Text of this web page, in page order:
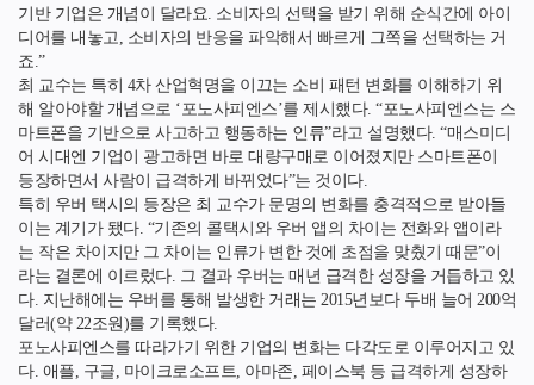
기반 기업은 개념이 달라요. 소비자의 선택을 받기 위해 순식간에 아이
디어를 내놓고, 소비자의 반응을 파악해서 빠르게 그쪽을 선택하는 거
죠.”
최 교수는 특히 4차 산업혁명을 이끄는 소비 패턴 변화를 이해하기 위
해 알아야할 개념으로 ‘포노사피엔스’를 제시했다. “포노사피엔스는 스
마트폰을 기반으로 사고하고 행동하는 인류”라고 설명했다. “매스미디
어 시대엔 기업이 광고하면 바로 대량구매로 이어졌지만 스마트폰이
등장하면서 사람이 급격하게 바뀌었다”는 것이다.
특히 우버 택시의 등장은 최 교수가 문명의 변화를 충격적으로 받아들
이는 계기가 됐다. “기존의 콜택시와 우버 앱의 차이는 전화와 앱이라
는 작은 차이지만 그 차이는 인류가 변한 것에 초점을 맞췄기 때문”이
라는 결론에 이르렀다. 그 결과 우버는 매년 급격한 성장을 거듭하고 있
다. 지난해에는 우버를 통해 발생한 거래는 2015년보다 두배 늘어 200억
달러(약 22조원)를 기록했다.
포노사피엔스를 따라가기 위한 기업의 변화는 다각도로 이루어지고 있
다. 애플, 구글, 마이크로소프트, 아마존, 페이스북 등 급격하게 성장하